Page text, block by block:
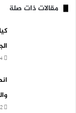
مقالات ذات صلة
4 أغسطس، 2026
2 أغسطس، 2026